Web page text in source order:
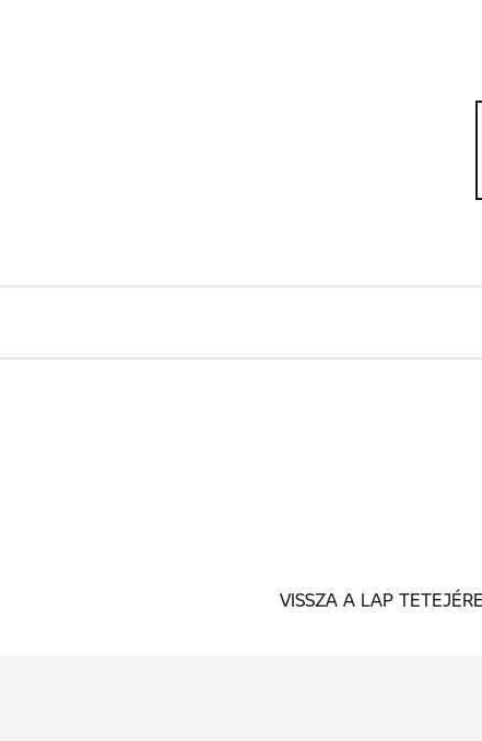
VISSZA A LAP TETEJÉRE